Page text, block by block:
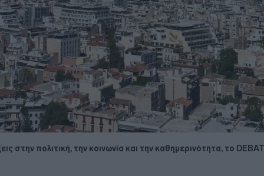
στην πολιτική, την κοινωνία και την καθημερινότητα, το